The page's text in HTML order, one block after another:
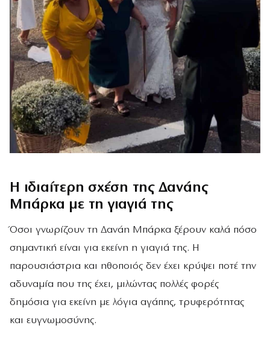
Η ιδιαίτερη σχέση της Δανάης
Μπάρκα με τη γιαγιά της
Όσοι γνωρίζουν τη Δανάη Μπάρκα ξέρουν καλά πόσο
σημαντική είναι για εκείνη η γιαγιά της. Η
παρουσιάστρια και ηθοποιός δεν έχει κρύψει ποτέ την
αδυναμία που της έχει, μιλώντας πολλές φορές
δημόσια για εκείνη με λόγια αγάπης, τρυφερότητας
και ευγνωμοσύνης.